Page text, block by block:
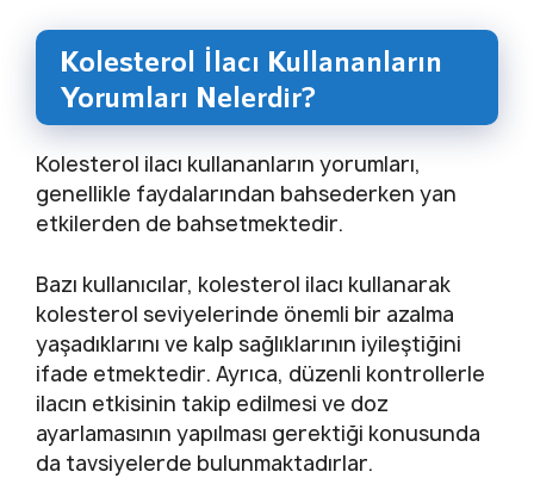
Kolesterol İlacı Kullananların
Yorumları Nelerdir?
Kolesterol ilacı kullananların yorumları,
genellikle faydalarından bahsederken yan
etkilerden de bahsetmektedir.
Bazı kullanıcılar, kolesterol ilacı kullanarak
kolesterol seviyelerinde önemli bir azalma
yaşadıklarını ve kalp sağlıklarının iyileştiğini
ifade etmektedir. Ayrıca, düzenli kontrollerle
ilacın etkisinin takip edilmesi ve doz
ayarlamasının yapılması gerektiği konusunda
da tavsiyelerde bulunmaktadırlar.